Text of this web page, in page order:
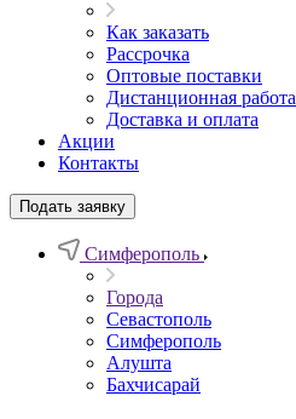
Как заказать
Рассрочка
Оптовые поставки
Дистанционная работа
Доставка и оплата
Акции
Контакты
Подать заявку
Симферополь
Города
Севастополь
Симферополь
Алушта
Бахчисарай